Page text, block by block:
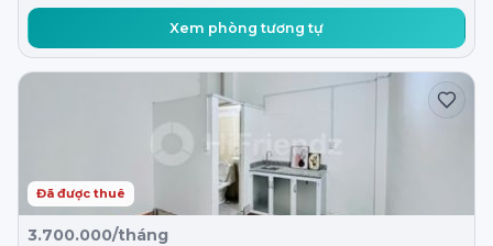
Xem phòng tương tự
Đã được thuê
3.700.000/tháng